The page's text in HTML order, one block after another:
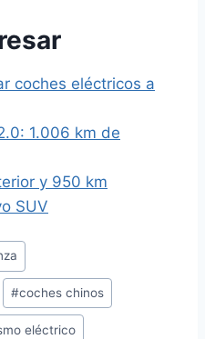
coches eléctricos a
1.006 km de
y 950 km
SUV
#coches chinos
eléctrico